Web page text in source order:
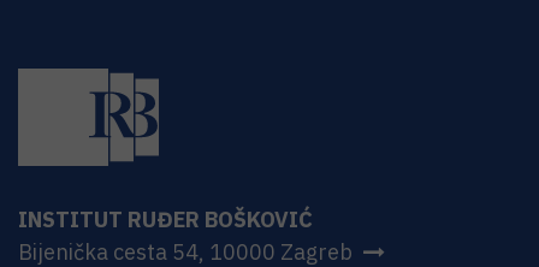
INSTITUT RUĐER BOŠKOVIĆ
Bijenička cesta 54, 10000 Zagreb